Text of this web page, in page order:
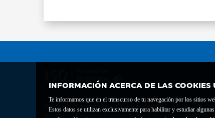
INFORMACIÓN ACERCA DE LAS COOKIES
Te informamos que en el transcurso de tu navegación por los sitios
Estos datos se utilizan exclusivamente para habilitar y estudiar
Fundación Bancaria Ibercaja C.I.F. G-50000652.
Inscrita en el Registro de Fundaciones del Mº de Educación, Cultura y